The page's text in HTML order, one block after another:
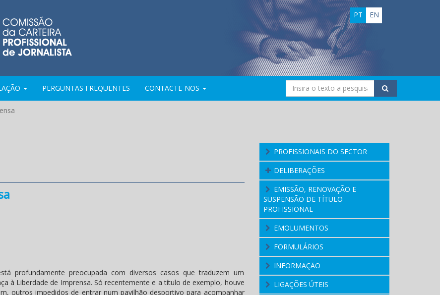
EN
PT
PERGUNTAS FREQUENTES CONTACTE-NOS
profundamente preocupada com diversos casos que traduzem um
à Liberdade de Imprensa. Só recentemente e a título de exemplo, houve
outros impedidos de entrar num pavilhão desportivo para acompanhar
PROFISSIONAIS DO SECTOR
DELIBERAÇÕES
EMISSÃO, RENOVAÇÃO E
SUSPENSÃO DE TÍTULO
PROFISSIONAL
EMOLUMENTOS
FORMULÁRIOS
INFORMAÇÃO
LIGAÇÕES ÚTEIS